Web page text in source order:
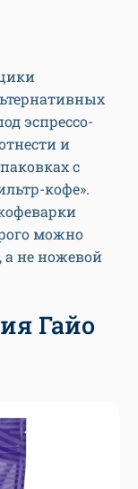
эспрессо-
и
с
кофе».
можно
а не ножевой
Гайо